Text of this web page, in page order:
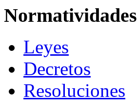
Normatividades
Leyes
Decretos
Resoluciones